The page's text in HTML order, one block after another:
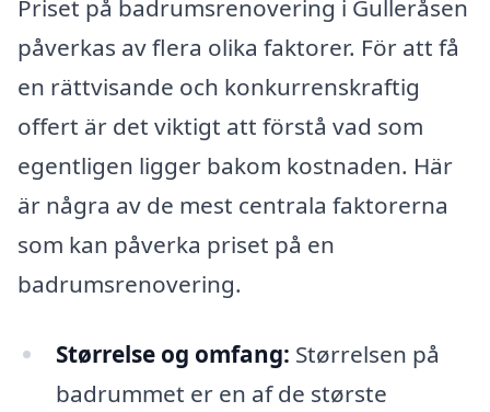
Priset på badrumsrenovering i Gulleråsen
påverkas av flera olika faktorer. För att få
en rättvisande och konkurrenskraftig
offert är det viktigt att förstå vad som
egentligen ligger bakom kostnaden. Här
är några av de mest centrala faktorerna
som kan påverka priset på en
badrumsrenovering.
Størrelse og omfang: Størrelsen på
badrummet er en af de største